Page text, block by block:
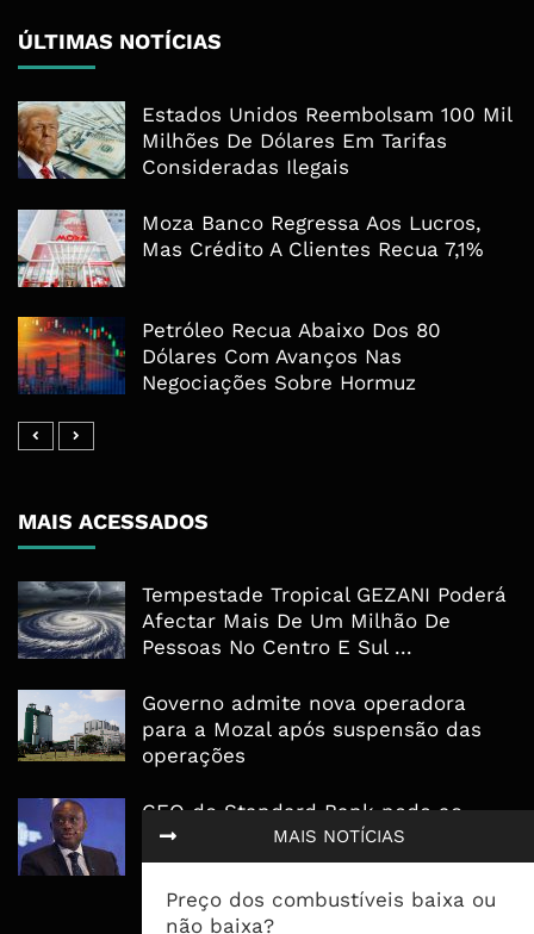
MAIS NOTÍCIAS
Preço dos combustíveis baixa ou
não baixa?
ÚLTIMAS NOTÍCIAS
Estados Unidos Reembolsam 100 Mil
Milhões De Dólares Em Tarifas
Consideradas Ilegais
Moza Banco Regressa Aos Lucros,
Mas Crédito A Clientes Recua 7,1%
Petróleo Recua Abaixo Dos 80
Dólares Com Avanços Nas
Negociações Sobre Hormuz
MAIS ACESSADOS
Tempestade Tropical GEZANI Poderá
Afectar Mais De Um Milhão De
Pessoas No Centro E Sul ...
Governo admite nova operadora
para a Mozal após suspensão das
operações
CEO do Standard Bank pede ao
Governo que “saia do caminho” e
facilite os negócios